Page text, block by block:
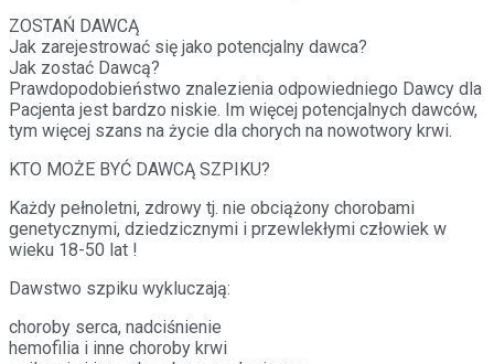
ZOSTAŃ DAWCĄ
Jak zarejestrować się jako potencjalny dawca?
Jak zostać Dawcą?
Prawdopodobieństwo znalezienia odpowiedniego Dawcy dla
Pacjenta jest bardzo niskie. Im więcej potencjalnych dawców,
tym więcej szans na życie dla chorych na nowotwory krwi.
KTO MOŻE BYĆ DAWCĄ SZPIKU?
Każdy pełnoletni, zdrowy tj. nie obciążony chorobami
genetycznymi, dziedzicznymi i przewlekłymi człowiek w
wieku 18-50 lat !
Dawstwo szpiku wykluczają:
choroby serca, nadciśnienie
hemofilia i inne choroby krwi